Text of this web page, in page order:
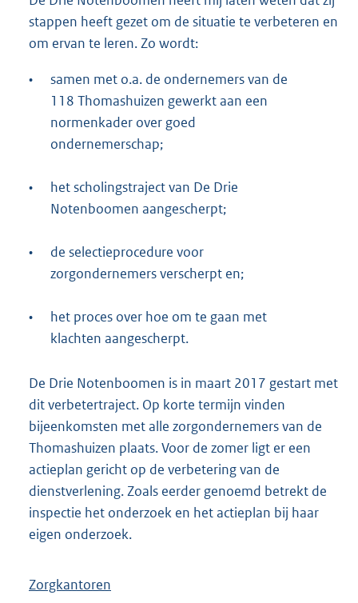
stappen heeft gezet om de situatie te verbeteren en
om ervan te leren. Zo wordt:
•
samen met o.a. de ondernemers van de
118 Thomashuizen gewerkt aan een
normenkader over goed
ondernemerschap;
•
het scholingstraject van De Drie
Notenboomen aangescherpt;
•
de selectieprocedure voor
zorgondernemers verscherpt en;
•
het proces over hoe om te gaan met
klachten aangescherpt.
De Drie Notenboomen is in maart 2017 gestart met
dit verbetertraject. Op korte termijn vinden
bijeenkomsten met alle zorgondernemers van de
Thomashuizen plaats. Voor de zomer ligt er een
actieplan gericht op de verbetering van de
dienstverlening. Zoals eerder genoemd betrekt de
inspectie het onderzoek en het actieplan bij haar
eigen onderzoek.
Zorgkantoren